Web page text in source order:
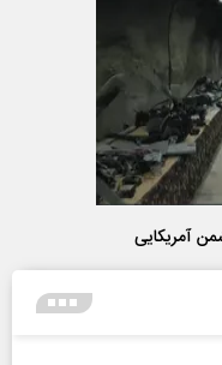
آمریکایی